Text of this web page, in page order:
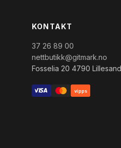
KONTAKT
37 26 89 00
nettbutikk@gitmark.no
Fosselia 20 4790 Lillesand
vipps